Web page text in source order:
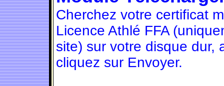
Cherchez votre certificat
Licence Athlé FFA
site) sur votre disque dur,
cliquez sur Envoyer.